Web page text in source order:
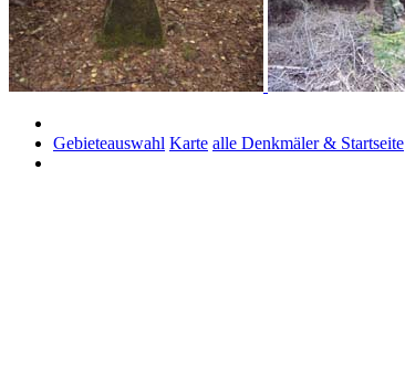
Gebieteauswahl Karte alle Denkmäler & Startseite